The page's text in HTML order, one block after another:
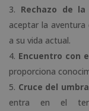
Rechazo de la
aceptar la
a su vida actual.
Encuentro con
proporciona
Cruce del
entra en el